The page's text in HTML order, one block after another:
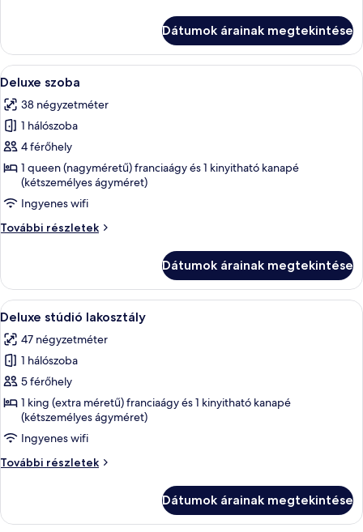
részletei
Dátumok árainak megtekintése
A
következő
szoba
összes
képének
megtekintése:
Deluxe
szoba
Egy szállodai szoba, amelyben egy
4
Deluxe szoba
38 négyzetméter
1 hálószoba
4 férőhely
1 queen (nagyméretű) franciaágy és 1 kinyitható kanapé
(kétszemélyes ágyméret)
Ingyenes wifi
További részletek
Deluxe
Dátumok árainak megtekintése
A
következő
szoba
összes
képének
megtekintése:
Deluxe
stúdió
lakosztály
Egy modern szállodai szoba,
5
Deluxe stúdió lakosztály
47 négyzetméter
1 hálószoba
5 férőhely
1 king (extra méretű) franciaágy és 1 kinyitható kanapé
(kétszemélyes ágyméret)
Ingyenes wifi
További részletek
Deluxe
részletei
Dátumok árainak megtekintése